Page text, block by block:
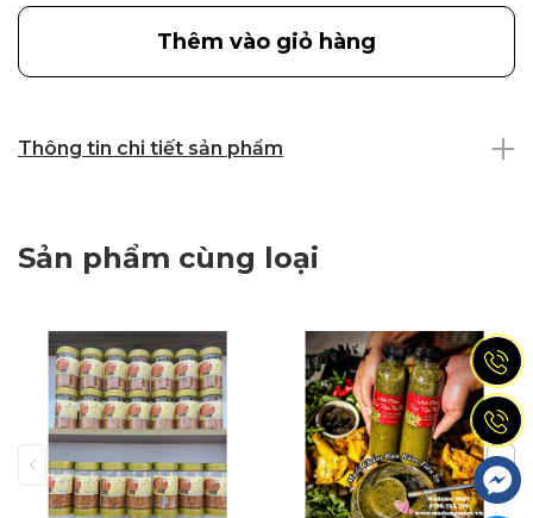
Thêm vào giỏ hàng
Thông tin chi tiết sản phẩm
Sản phẩm cùng loại